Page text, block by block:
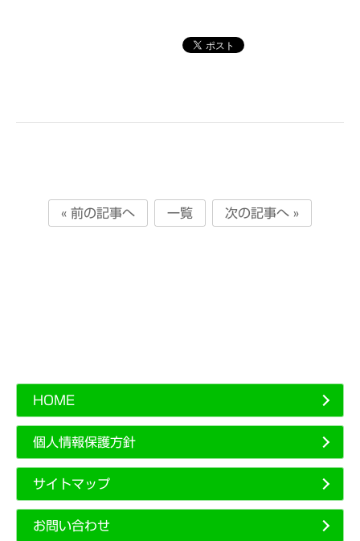
« 前の記事へ 一覧 次の記事へ »
HOME
個人情報保護方針
サイトマップ
お問い合わせ